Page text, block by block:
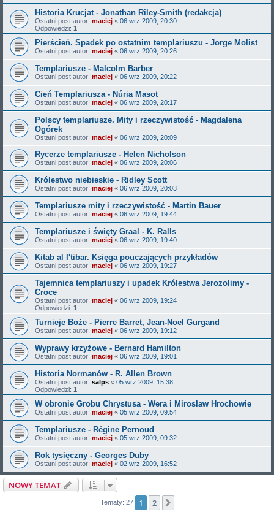
Historia Krucjat - Jonathan Riley-Smith (redakcja)
Ostatni post autor: maciej « 06 wrz 2009, 20:30
Odpowiedzi: 1
Pierścień. Spadek po ostatnim templariuszu - Jorge Molist
Ostatni post autor: maciej « 06 wrz 2009, 20:26
Templariusze - Malcolm Barber
Ostatni post autor: maciej « 06 wrz 2009, 20:22
Cień Templariusza - Núria Masot
Ostatni post autor: maciej « 06 wrz 2009, 20:17
Polscy templariusze. Mity i rzeczywistość - Magdalena
Ogórek
Ostatni post autor: maciej « 06 wrz 2009, 20:09
Rycerze templariusze - Helen Nicholson
Ostatni post autor: maciej « 06 wrz 2009, 20:06
Królestwo niebieskie - Ridley Scott
Ostatni post autor: maciej « 06 wrz 2009, 20:03
Templariusze mity i rzeczywistość - Martin Bauer
Ostatni post autor: maciej « 06 wrz 2009, 19:44
Templariusze i święty Graal - K. Ralls
Ostatni post autor: maciej « 06 wrz 2009, 19:40
Kitab al I'tibar. Księga pouczających przykładów
Ostatni post autor: maciej « 06 wrz 2009, 19:27
Tajemnica templariuszy i upadek Królestwa Jerozolimy -
Croce
Ostatni post autor: maciej « 06 wrz 2009, 19:24
Odpowiedzi: 1
Turnieje Boże - Pierre Barret, Jean-Noel Gurgand
Ostatni post autor: maciej « 06 wrz 2009, 19:12
Wyprawy krzyżowe - Bernard Hamilton
Ostatni post autor: maciej « 06 wrz 2009, 19:01
Historia Normanów - R. Allen Brown
Ostatni post autor: salps « 05 wrz 2009, 15:38
Odpowiedzi: 1
W obronie Grobu Chrystusa - Wera i Mirosław Hrochowie
Ostatni post autor: maciej « 05 wrz 2009, 09:54
Templariusze - Régine Pernoud
Ostatni post autor: maciej « 05 wrz 2009, 09:32
Rok tysięczny - Georges Duby
Ostatni post autor: maciej « 02 wrz 2009, 16:52
NOWY TEMAT
Tematy: 27 1 2